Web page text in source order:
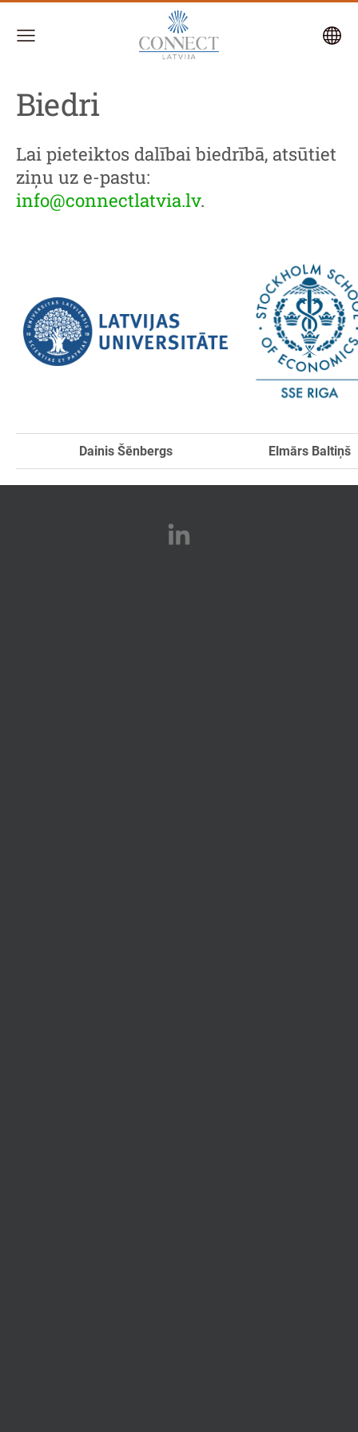
Biedri
Lai pieteiktos dalībai biedrībā, atsūtiet
ziņu uz e-pastu:
info@connectlatvia.lv.
Dainis Šēnbergs Elmārs Baltiņš